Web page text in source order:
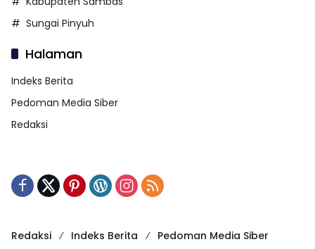
Sungai Pinyuh
Halaman
Indeks Berita
Pedoman Media Siber
Redaksi
Redaksi Indeks Berita Pedoman Media Siber